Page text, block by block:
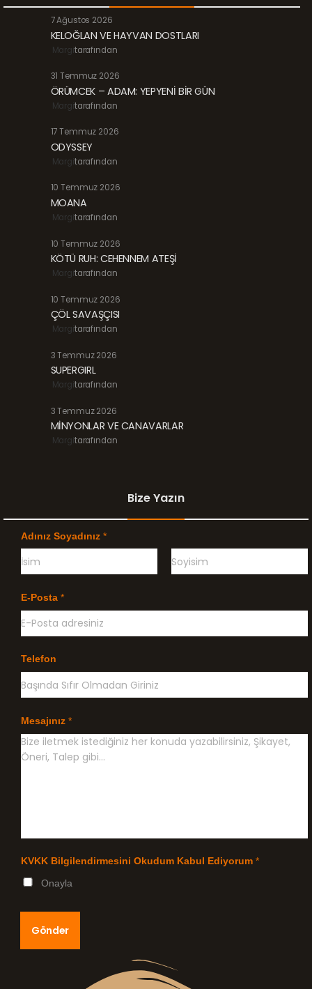
7 Ağustos 2026
KELOĞLAN VE HAYVAN DOSTLARI
Margitarafından
31 Temmuz 2026
ÖRÜMCEK – ADAM: YEPYENİ BİR GÜN
Margitarafından
17 Temmuz 2026
ODYSSEY
Margitarafından
10 Temmuz 2026
MOANA
Margitarafından
10 Temmuz 2026
KÖTÜ RUH: CEHENNEM ATEŞİ
Margitarafından
10 Temmuz 2026
ÇÖL SAVAŞÇISI
Margitarafından
3 Temmuz 2026
SUPERGIRL
Margitarafından
3 Temmuz 2026
MİNYONLAR VE CANAVARLAR
Margitarafından
Bize Yazın
Adınız Soyadınız *
c
e
i
l
e
E-Posta *
Telefon
Mesajınız *
KVKK Bilgilendirmesini Okudum Kabul Ediyorum *
Onayla
Gönder